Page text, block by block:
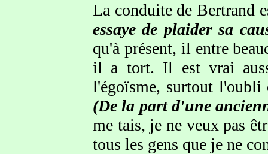
La conduite de Bertrand
essaye de plaider sa
qu'à présent, il entre
il a tort. Il est vrai
l'égoïsme, surtout l'oubli
(De la part d'une
me tais, je ne veux pas
tous les gens que je ne